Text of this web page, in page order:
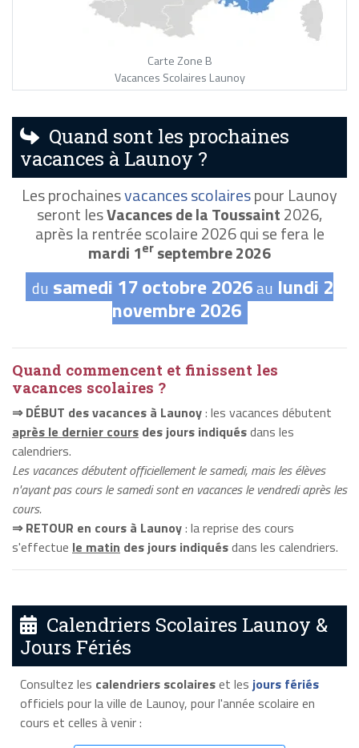
Carte Zone B
Vacances Scolaires Launoy
Quand sont les prochaines
vacances à Launoy ?
Les prochainesvacances scolairespour Launoy
seront lesVacances de la Toussaint2026,
après la rentrée scolaire 2026 qui se fera le
mardi 1er septembre 2026
du samedi 17 octobre 2026au lundi 2
novembre 2026
Quand commencent et finissent les
vacances scolaires ?
⇒ DÉBUT des vacances à Launoy: les vacances débutent
après le dernier cours des jours indiquésdans les
calendriers.
Les vacances débutent officiellement le samedi, mais les élèves
n'ayant pas cours le samedi sont en vacances le vendredi après les
cours.
⇒ RETOUR en cours à Launoy: la reprise des cours
s'effectue le matin des jours indiquésdans les calendriers.
Calendriers Scolaires Launoy &
Jours Fériés
Consultez les calendriers scolaireset les jours fériés
officiels pour la ville de Launoy, pour l'année scolaire en
cours et celles à venir :